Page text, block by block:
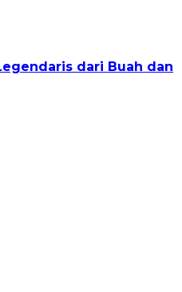
dari Buah dan